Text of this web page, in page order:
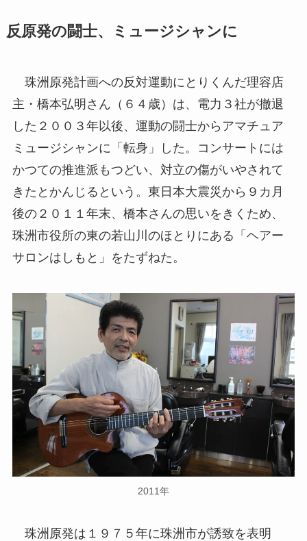
反原発の闘士、ミュージシャンに
珠洲原発計画への反対運動にとりくんだ理容店
主・橋本弘明さん（６４歳）は、電力３社が撤退
した２００３年以後、運動の闘士からアマチュア
ミュージシャンに「転身」した。コンサートには
かつての推進派もつどい、対立の傷がいやされて
きたとかんじるという。東日本大震災から９カ月
後の２０１１年末、橋本さんの思いをきくため、
珠洲市役所の東の若山川のほとりにある「ヘアー
サロンはしもと」をたずねた。
2011年
珠洲原発は１９７５年に珠洲市が誘致を表明